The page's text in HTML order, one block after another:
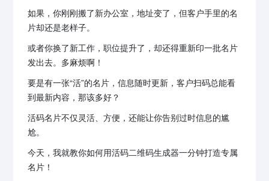
如果，你刚刚搬了新办公室，地址变了，但客户手里的名
片却还是老样子。
或者你换了新工作，职位提升了，却还得重新印一批名片
发出去。多麻烦啊！
要是有一张“活”的名片，信息随时更新，客户扫码总能看
到最新内容，那该多好？
活码名片不仅灵活、方便，还能让你告别过时信息的尴
尬。
今天，我就教你如何用活码二维码生成器一分钟打造专属
名片！